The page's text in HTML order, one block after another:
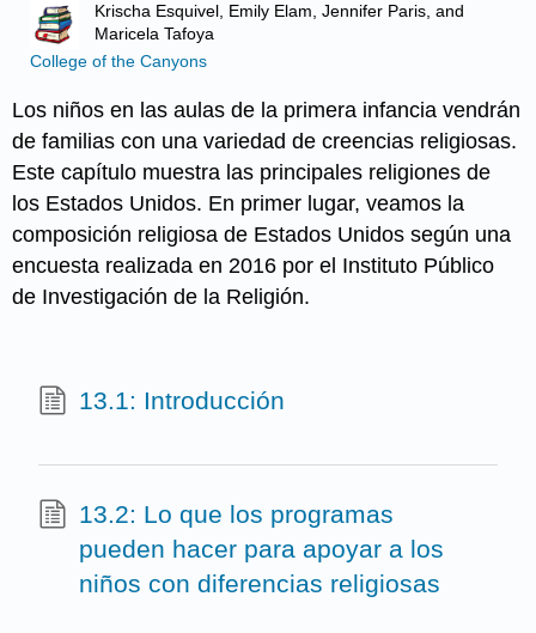
Krischa Esquivel, Emily Elam, Jennifer Paris, and
Maricela Tafoya
College of the Canyons
Los niños en las aulas de la primera infancia vendrán
de familias con una variedad de creencias religiosas.
Este capítulo muestra las principales religiones de
los Estados Unidos. En primer lugar, veamos la
composición religiosa de Estados Unidos según una
encuesta realizada en 2016 por el Instituto Público
de Investigación de la Religión.
13.1: Introducción
13.2: Lo que los programas
pueden hacer para apoyar a los
niños con diferencias religiosas